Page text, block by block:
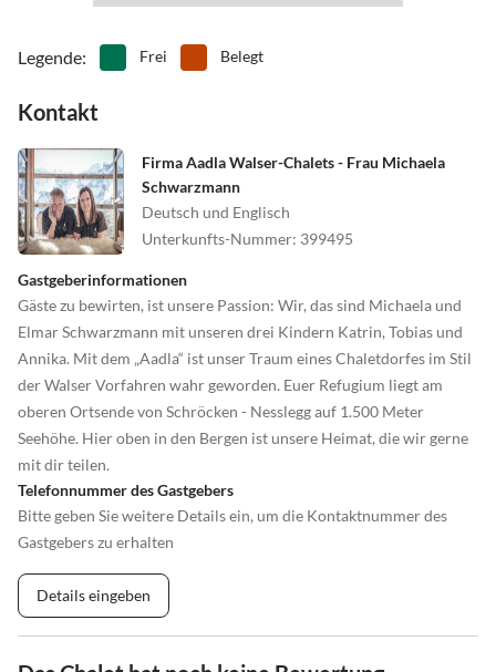
Gocarts, Schlitten......ist alles da.
Legende: Frei Belegt
Kontakt
Firma Aadla Walser-Chalets - Frau Michaela
Schwarzmann
Deutsch und Englisch
Unterkunfts-Nummer: 399495
Gastgeberinformationen
Gäste zu bewirten, ist unsere Passion: Wir, das sind Michaela und
Elmar Schwarzmann mit unseren drei Kindern Katrin, Tobias und
Annika. Mit dem „Aadla“ ist unser Traum eines Chaletdorfes im Stil
der Walser Vorfahren wahr geworden. Euer Refugium liegt am
oberen Ortsende von Schröcken - Nesslegg auf 1.500 Meter
Seehöhe. Hier oben in den Bergen ist unsere Heimat, die wir gerne
mit dir teilen.
Telefonnummer des Gastgebers
Bitte geben Sie weitere Details ein, um die Kontaktnummer des
Gastgebers zu erhalten
Details eingeben